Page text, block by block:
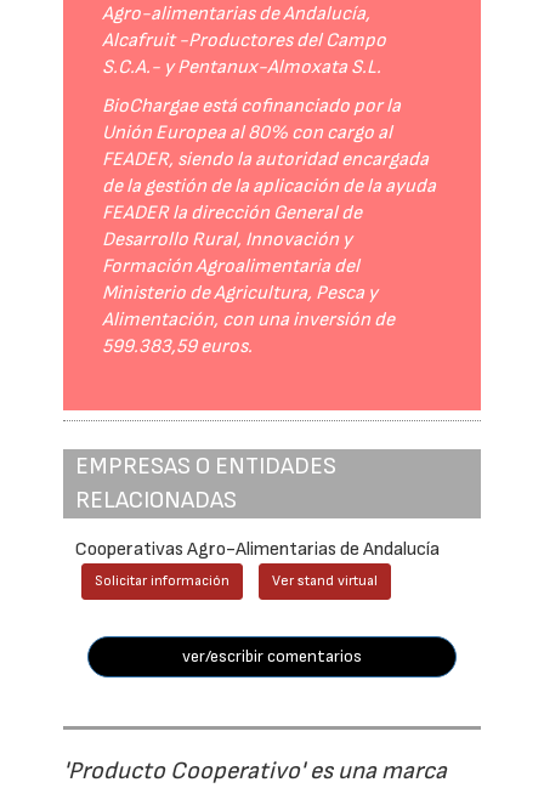
Agro-alimentarias de Andalucía,
Alcafruit -Productores del Campo
S.C.A.- y Pentanux-Almoxata S.L.
BioChargae está cofinanciado por la
Unión Europea al 80% con cargo al
FEADER, siendo la autoridad encargada
de la gestión de la aplicación de la ayuda
FEADER la dirección General de
Desarrollo Rural, Innovación y
Formación Agroalimentaria del
Ministerio de Agricultura, Pesca y
Alimentación, con una inversión de
599.383,59 euros.
EMPRESAS O ENTIDADES
RELACIONADAS
Cooperativas Agro-Alimentarias de Andalucía
Solicitar información Ver stand virtual
ver/escribir comentarios
'Producto Cooperativo' es una marca